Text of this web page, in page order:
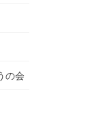
の会